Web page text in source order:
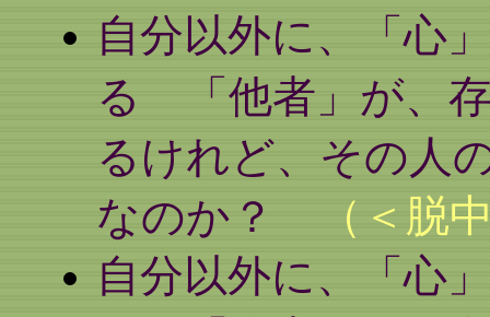
自分以外に、「心
る 「他者」が、
るけれど、その人
なのか？
（＜脱
自分以外に、「心